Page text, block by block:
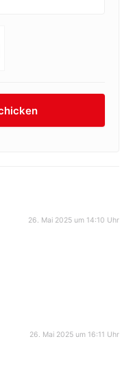
26. Mai 2025 um 14:10 Uhr
26. Mai 2025 um 16:11 Uhr